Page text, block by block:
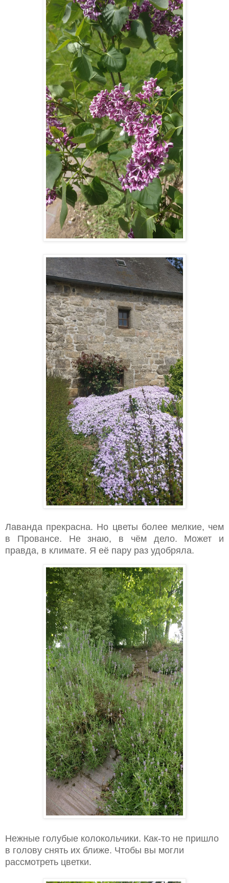
Лаванда прекрасна. Но цветы более мелкие, чем
в Провансе. Не знаю, в чём дело. Может и
правда, в климате. Я её пару раз удобряла.
Нежные голубые колокольчики. Как-то не пришло
в голову снять их ближе. Чтобы вы могли
рассмотреть цветки.